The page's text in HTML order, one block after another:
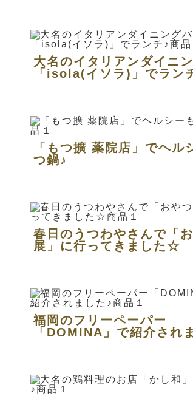
大名のイタリアンダイニ
「isola(イソラ)」でラン
「もつ擴 薬院店」でヘル
つ鍋♪
春日のうつわやさんで「
展」に行ってきました☆
福岡のフリーペーパー
「DOMINA」で紹介され